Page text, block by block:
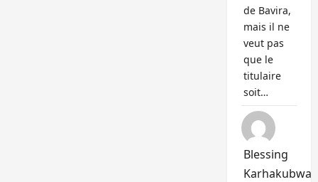
de Bavira,
mais il ne
veut pas
que le
titulaire
soit…
Blessing
Karhakubwa